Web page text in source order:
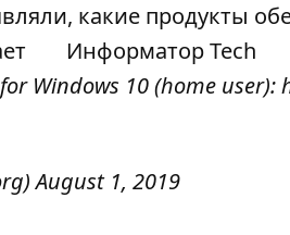
какие продукты
Информатор Tech
Windows 10 (home user):
August 1, 2019